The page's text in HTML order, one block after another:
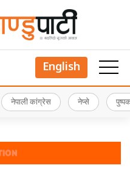
English
नेपाली कांग्रेस नेप्से